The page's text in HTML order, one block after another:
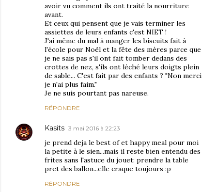
avoir vu comment ils ont traité la nourriture
avant.
Et ceux qui pensent que je vais terminer les
assiettes de leurs enfants c'est NIET !
J'ai même du mal à manger les biscuits fait à
l'école pour Noël et la fête des mères parce que
je ne sais pas s'il ont fait tomber dedans des
crottes de nez, s'ils ont léché leurs doigts plein
de sable... C'est fait par des enfants ? "Non merci
je n'ai plus faim."
Je ne suis pourtant pas nareuse.
RÉPONDRE
Kasits 3 mai 2016 à 22:23
je prend deja le best of et happy meal pour moi
la petite à le sien...mais il reste bien entendu des
frites sans l'astuce du jouet: prendre la table
pret des ballon...elle craque toujours :p
RÉPONDRE